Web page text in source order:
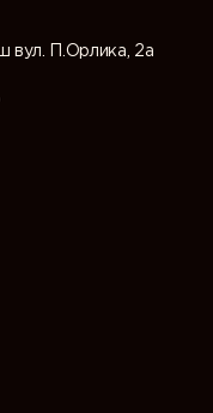
вул. П.Орлика, 2а